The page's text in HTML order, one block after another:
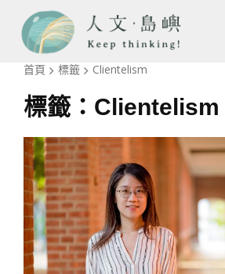
首頁 標籤 Clientelism
標籤： Clientelism